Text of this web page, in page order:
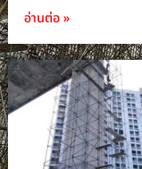
อ่านต่อ »